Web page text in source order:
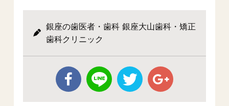
銀座の歯医者・歯科 銀座大山歯科・矯正
歯科クリニック